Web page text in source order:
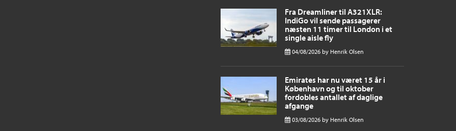
Fra Dreamliner til A321XLR:
IndiGo vil sende passagerer
næsten 11 timer til London i et
single aisle fly
04/08/2026 by Henrik Olsen
Emirates har nu været 15 år i
København og til oktober
fordobles antallet af daglige
afgange
03/08/2026 by Henrik Olsen